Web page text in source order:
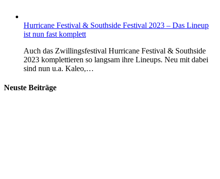
Hurricane Festival & Southside Festival 2023 – Das Lineup
ist nun fast komplett
Auch das Zwillingsfestival Hurricane Festival & Southside
2023 komplettieren so langsam ihre Lineups. Neu mit dabei
sind nun u.a. Kaleo,…
Neuste Beiträge